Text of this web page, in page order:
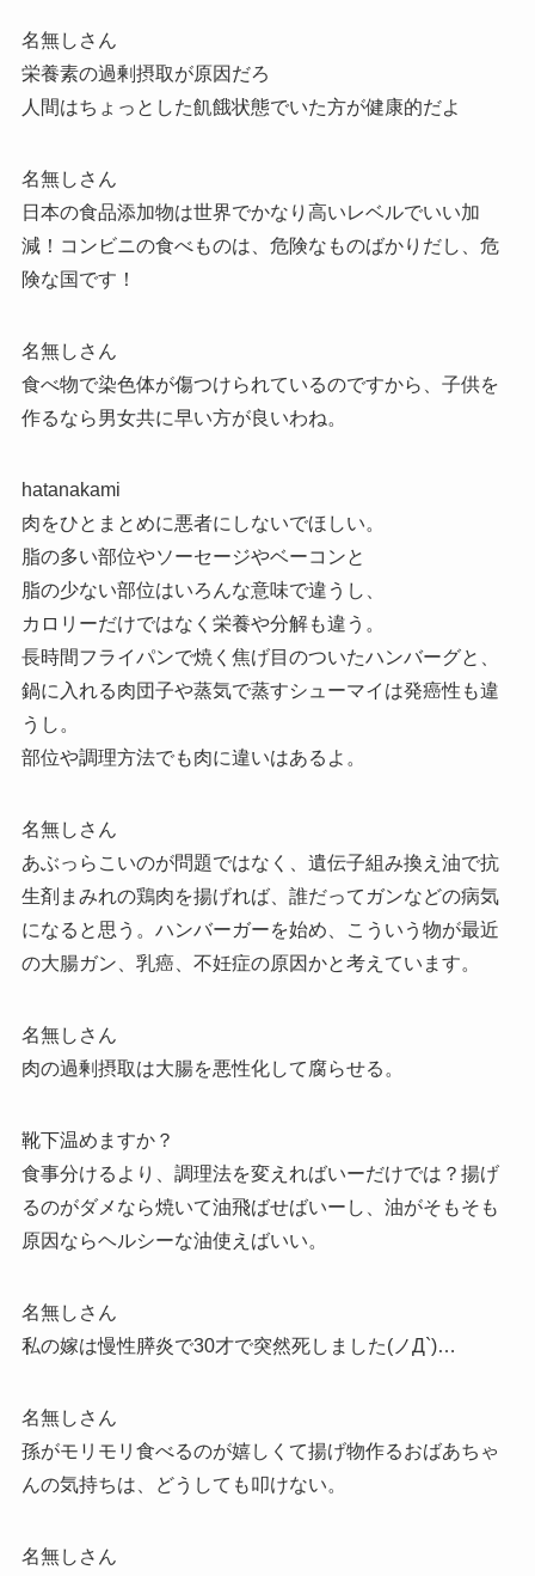
名無しさん
栄養素の過剰摂取が原因だろ
人間はちょっとした飢餓状態でいた方が健康的だよ
名無しさん
日本の食品添加物は世界でかなり高いレベルでいい加
減！コンビニの食べものは、危険なものばかりだし、危
険な国です！
名無しさん
食べ物で染色体が傷つけられているのですから、子供を
作るなら男女共に早い方が良いわね。
hatanakami
肉をひとまとめに悪者にしないでほしい。
脂の多い部位やソーセージやベーコンと
脂の少ない部位はいろんな意味で違うし、
カロリーだけではなく栄養や分解も違う。
長時間フライパンで焼く焦げ目のついたハンバーグと、
鍋に入れる肉団子や蒸気で蒸すシューマイは発癌性も違
うし。
部位や調理方法でも肉に違いはあるよ。
名無しさん
あぶっらこいのが問題ではなく、遺伝子組み換え油で抗
生剤まみれの鶏肉を揚げれば、誰だってガンなどの病気
になると思う。ハンバーガーを始め、こういう物が最近
の大腸ガン、乳癌、不妊症の原因かと考えています。
名無しさん
肉の過剰摂取は大腸を悪性化して腐らせる。
靴下温めますか？
食事分けるより、調理法を変えればいーだけでは？揚げ
るのがダメなら焼いて油飛ばせばいーし、油がそもそも
原因ならヘルシーな油使えばいい。
名無しさん
私の嫁は慢性膵炎で30才で突然死しました(ノД`)…
名無しさん
孫がモリモリ食べるのが嬉しくて揚げ物作るおばあちゃ
んの気持ちは、どうしても叩けない。
名無しさん